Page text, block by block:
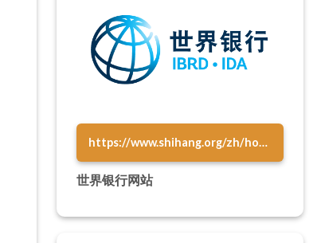
https://www.shihang.org/zh/home
世界银行网站